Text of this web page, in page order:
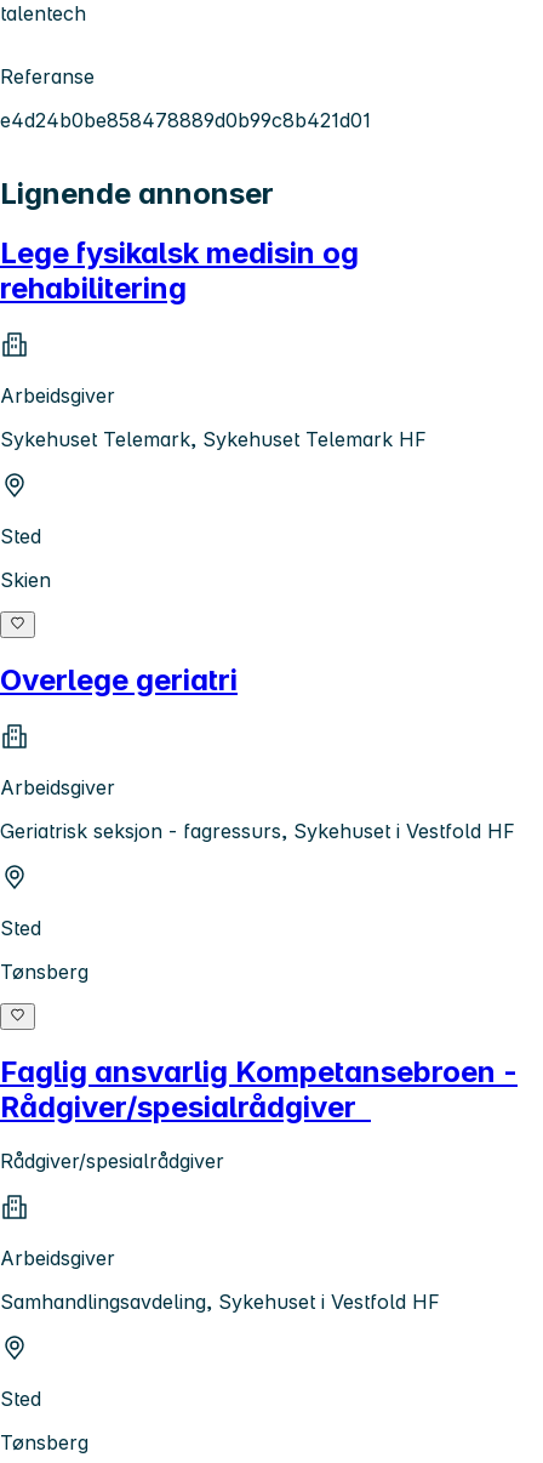
talentech
Referanse
e4d24b0be858478889d0b99c8b421d01
Lignende annonser
Lege fysikalsk medisin og
rehabilitering
Arbeidsgiver
Sykehuset Telemark, Sykehuset Telemark HF
Sted
Skien
Overlege geriatri
Arbeidsgiver
Geriatrisk seksjon - fagressurs, Sykehuset i Vestfold HF
Sted
Tønsberg
Faglig ansvarlig Kompetansebroen -
Rådgiver/spesialrådgiver
Rådgiver/spesialrådgiver
Arbeidsgiver
Samhandlingsavdeling, Sykehuset i Vestfold HF
Sted
Tønsberg